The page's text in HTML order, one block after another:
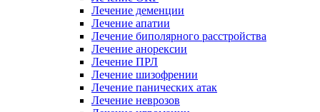
Лечение деменции
Лечение апатии
Лечение биполярного расстройства
Лечение анорексии
Лечение ПРЛ
Лечение шизофрении
Лечение панических атак
Лечение неврозов